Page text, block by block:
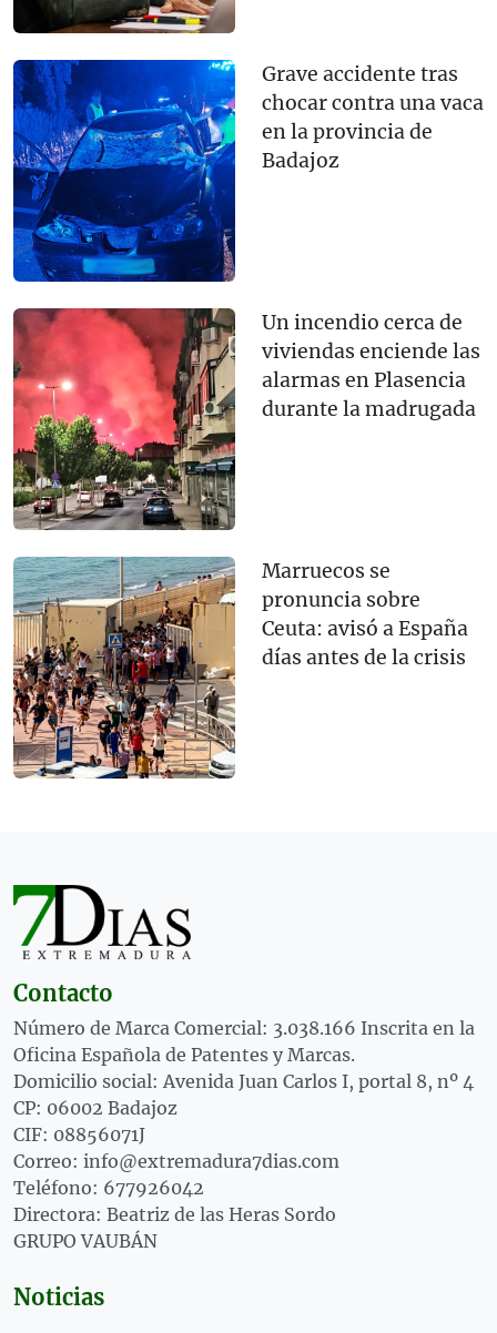
Grave accidente tras
chocar contra una vaca
en la provincia de
Badajoz
Un incendio cerca de
viviendas enciende las
alarmas en Plasencia
durante la madrugada
Marruecos se
pronuncia sobre
Ceuta: avisó a España
días antes de la crisis
Contacto
Número de Marca Comercial: 3.038.166 Inscrita en la
Oficina Española de Patentes y Marcas.
Domicilio social: Avenida Juan Carlos I, portal 8, nº 4
CP: 06002 Badajoz
CIF: 08856071J
Correo: info@extremadura7dias.com
Teléfono: 677926042
Directora: Beatriz de las Heras Sordo
GRUPO VAUBÁN
Noticias